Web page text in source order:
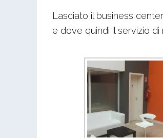
Lasciato il business
e dove quindi il servizio